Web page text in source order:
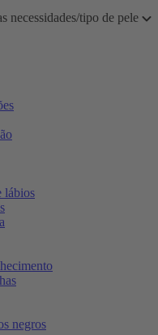
necessidades/tipo de pele
lábios
negros